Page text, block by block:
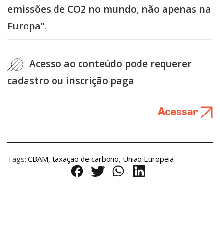
emissões de CO2 no mundo, não apenas na
Europa”.
Acesso ao conteúdo pode requerer
cadastro ou inscrição paga
Acessar
Tags: CBAM, taxação de carbono, União Europeia